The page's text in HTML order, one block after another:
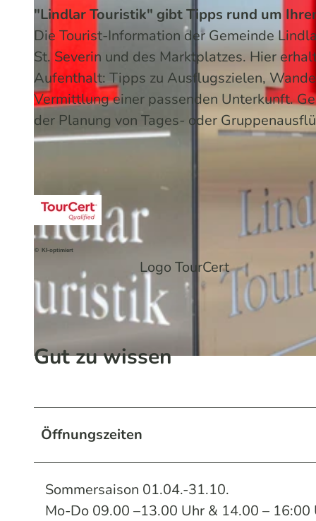
© Jens Schmitz | KI-optimiert | CC-BY-SA
"Lindlar Touristik" gibt Tipps rund um
Die Tourist-Information der Gemeinde
St. Severin und des Marktplatzes. Hier
Aufenthalt: Tipps zu Ausflugszielen,
Vermittlung einer passenden Unterkunft.
der Planung von Tages- oder
© KI-optimiert
Logo TourCert
Gut zu wissen
Öffnungszeiten
Sommersaison 01.04.-31.10.
Mo-Do 09.00 –13.00 Uhr & 14.00 – 16:00